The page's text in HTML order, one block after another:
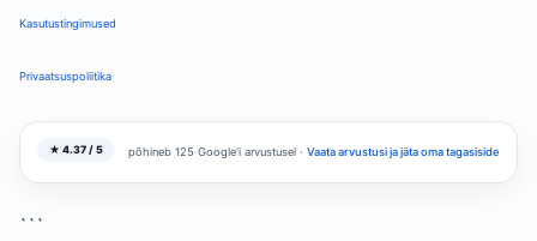
Kasutustingimused
Privaatsuspoliitika
★ 4.37 / 5 põhineb 125 Google'i arvustusel · Vaata arvustusi ja jäta oma tagasiside
```